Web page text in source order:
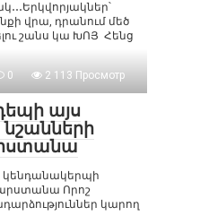
վրա, դրանում մեծ
շանս կա ԽՈՅ Հենց
0 2 113 Просмотр
այս
կենդանակերպի
Որոշ
կարող